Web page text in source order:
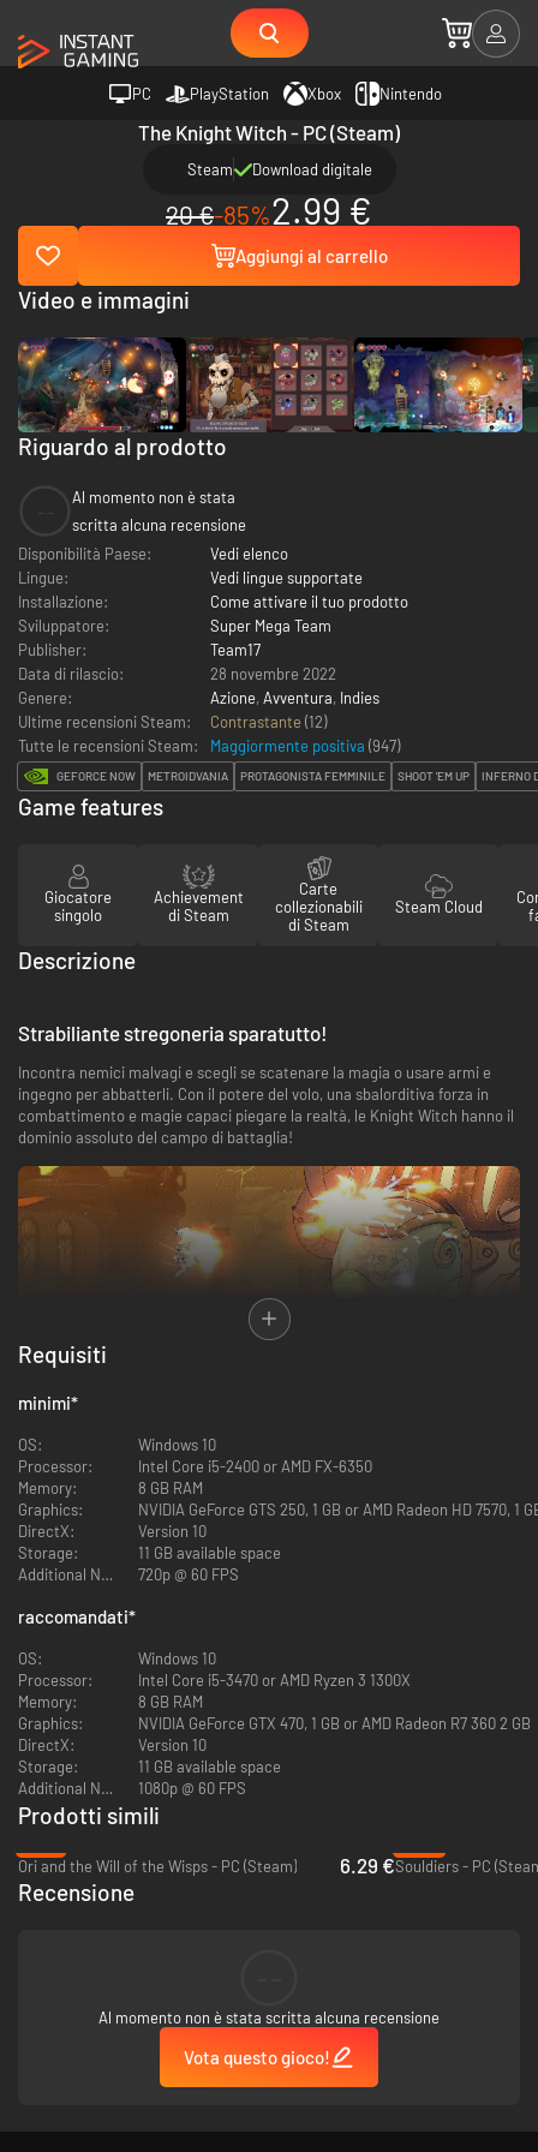
PC PlayStation Xbox Nintendo
The Knight Witch - PC (Steam)
Steam Download digitale
20 €-85%2.99 €
Aggiungi al carrello
Riguardo al prodotto
Al momento non è stata
scritta alcuna recensione
Disponibilità Paese:
Vedi elenco
Lingue:
Vedi lingue supportate
Installazione:
Come attivare il tuo prodotto
Sviluppatore:
Super Mega Team
Publisher:
Team17
Data di rilascio:
28 novembre 2022
Genere:
Azione, Avventura, Indies
Ultime recensioni Steam:
Contrastante (12)
Tutte le recensioni Steam:
Maggiormente positiva (947)
GEFORCE NOW METROIDVANIA PROTAGONISTA FEMMINILE SHOOT 'EM UP INFERNO
Video e immagini
Game features
Giocatore
singolo
Achievement
di Steam
Carte
collezionabili
di Steam
Steam Cloud
Descrizione
Strabiliante stregoneria sparatutto!
Incontra nemici malvagi e scegli se scatenare la magia o usare armi e
ingegno per abbatterli. Con il potere del volo, una sbalorditiva forza in
combattimento e magie capaci piegare la realtà, le Knight Witch hanno il
dominio assoluto del campo di battaglia!
Corpo e mente: la natura duplice delle Knight Witch
Sparare o usare Carte Incantesimo? E perché non entrambi?
Personalizza il gioco secondo il tuo stile unico, potenziando le tue abilità
da Paladina per un'esperienza sparatutto più frenetica, oppure rafforza la
tua magia da Strega ed esplora tantissime strategie di creazione del
mazzo con più di 30 Carte Incantesimo uniche tra cui scegliere.
Rafforza la fiducia e crea legami duraturi
eroiche e ne parleranno. Le Knight Witch diventano più forti con la
gratitudine e la fiducia, e possono guadagnarsele in molti modi diversi...
Requisiti
minimi*
OS:
Windows 10
Processor:
Intel Core i5-2400 or AMD FX-6350
Memory:
8 GB RAM
Graphics:
NVIDIA GeForce GTS 250, 1 GB or AMD Radeon HD 7570, 1
DirectX:
Version 10
Storage:
11 GB available space
Additional Notes:
720p @ 60 FPS
raccomandati*
OS:
Windows 10
Processor:
Intel Core i5-3470 or AMD Ryzen 3 1300X
Memory:
8 GB RAM
Graphics:
NVIDIA GeForce GTX 470, 1 GB or AMD Radeon R7 360 2 GB
DirectX:
Version 10
Storage:
11 GB available space
Additional Notes:
1080p @ 60 FPS
Prodotti simili
Ori and the Will of the Wisps - PC (Steam)
6.29 €Souldiers - PC
Recensione
Al momento non è stata scritta alcuna recensione
Vota questo gioco!